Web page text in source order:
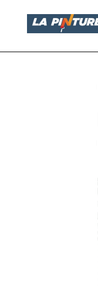
contenido